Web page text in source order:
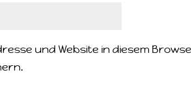
und Website in diesem